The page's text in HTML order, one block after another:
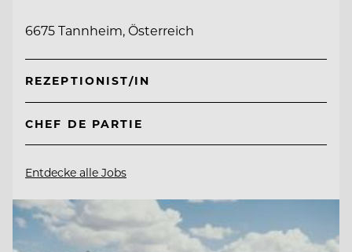
6675 Tannheim, Österreich
REZEPTIONIST/IN
CHEF DE PARTIE
Entdecke alle Jobs